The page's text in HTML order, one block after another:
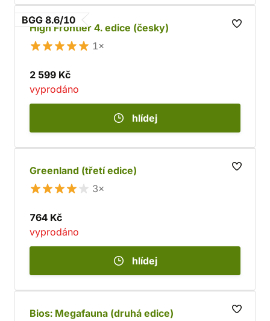
BGG 8.6/10
High Frontier 4. edice (česky)
1×
2 599 Kč
vyprodáno
hlídej
Greenland (třetí edice)
3×
764 Kč
vyprodáno
hlídej
Bios: Megafauna (druhá edice)